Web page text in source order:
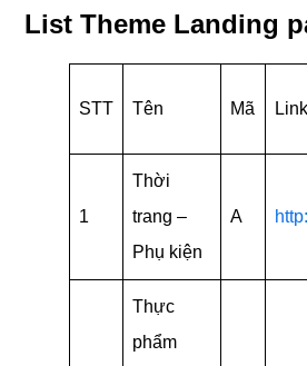
List Theme Landing
STT Tên Mã Link
1
Thời
trang –
Phụ kiện
A
Thực
phẩm